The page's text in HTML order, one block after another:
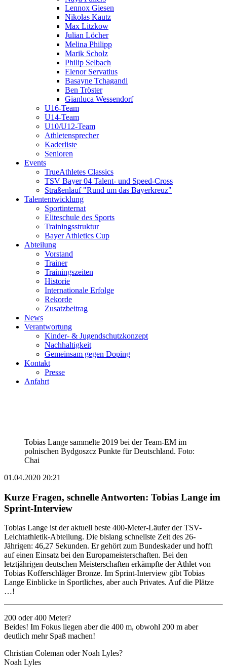
Lennox Giesen
Nikolas Kautz
Max Litzkow
Julian Löcher
Melina Philipp
Marik Scholz
Philip Selbach
Elenor Servatius
Basayne Tchagandi
Ben Tröster
Gianluca Wessendorf
U16-Team
U14-Team
U10/U12-Team
Athletensprecher
Kaderliste
Senioren
Events
TrueAthletes Classics
TSV Bayer 04 Talent- und Speed-Cross
Straßenlauf "Rund um das Bayerkreuz"
Talententwicklung
Sportinternat
Eliteschule des Sports
Trainingsstruktur
Bayer Athletics Cup
Abteilung
Vorstand
Trainer
Trainingszeiten
Historie
Internationale Erfolge
Rekorde
Zusatzbeitrag
News
Verantwortung
Kinder- & Jugendschutzkonzept
Nachhaltigkeit
Gemeinsam gegen Doping
Kontakt
Presse
Anfahrt
Tobias Lange sammelte 2019 bei der Team-EM im
polnischen Bydgoszcz Punkte für Deutschland. Foto:
Chai
01.04.2020 20:21
Kurze Fragen, schnelle Antworten: Tobias Lange im
Sprint-Interview
Tobias Lange ist der aktuell beste 400-Meter-Läufer der TSV-
Leichtathletik-Abteilung. Die bislang schnellste Zeit des 26-
Jährigen: 46,27 Sekunden. Er gehört zum Bundeskader und hofft
auf einen Einsatz bei den Europameisterschaften. Bei den
letztjährigen deutschen Meisterschaften erkämpfte der Athlet von
Tobias Kofferschläger Bronze. Im Sprint-Interview gibt Tobias
Lange Einblicke in Sportliches, aber auch Privates. Auf die Plätze
…!
200 oder 400 Meter?
Beides! Im Fokus liegen aber die 400 m, obwohl 200 m aber
deutlich mehr Spaß machen!
Christian Coleman oder Noah Lyles?
Noah Lyles